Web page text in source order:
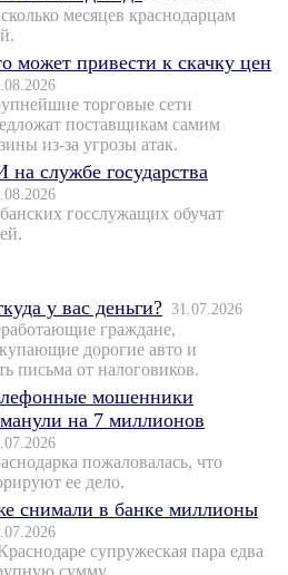
месяцев краснодарцам
может привести к скачку цен
торговые сети
поставщикам самим
из-за угрозы атак.
на службе государства
госслужащих обучат
у вас деньги? 31.07.2026
граждане,
дорогие авто и
письма от налоговиков.
мошенники
на 7 миллионов
пожаловалась, что
ее дело.
снимали в банке миллионы
супружеская пара едва